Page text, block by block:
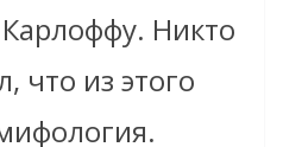
Никто
что из этого